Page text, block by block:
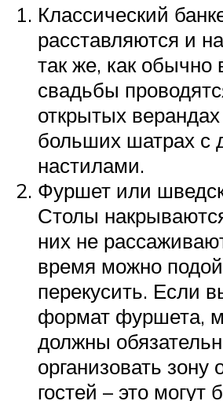
Классический
расставляются и
так же, как обычно
свадьбы
открытых
больших шатрах с
настилами.
Фуршет или
Столы
них не
время можно
перекусить. Если
формат фуршета,
должны
организовать зону
гостей – это могут